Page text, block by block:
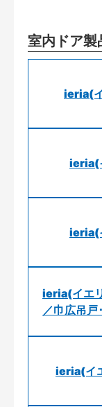
室内ドア製
ieria(
ieria(
ieria(
ieria(イエ
／巾広吊戸
ieria(イ